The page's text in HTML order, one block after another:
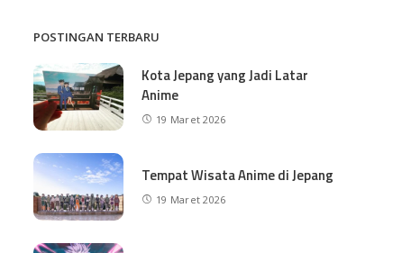
POSTINGAN TERBARU
Kota Jepang yang Jadi Latar
Anime
19 Maret 2026
Tempat Wisata Anime di Jepang
19 Maret 2026